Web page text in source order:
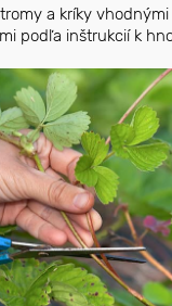
a kríky
podľa inštrukcií k